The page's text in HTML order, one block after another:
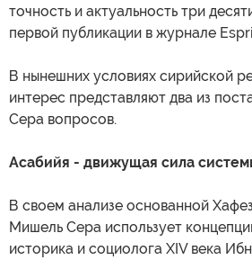
точность и актуальность три
первой публикации в журнале
В нынешних условиях сирийской
интерес представляют два из
Сера вопросов.
Асабийя - движущая сила
В своем анализе основанной
Мишель Сера использует
историка и социолога XIV века